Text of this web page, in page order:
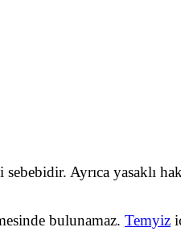
Ayrıca yasaklı
bulunamaz. Temyiz